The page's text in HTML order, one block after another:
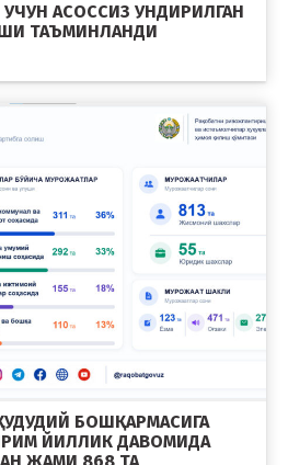
УЧУН АСОССИЗ УНДИРИЛГАН
ТАЪМИНЛАНДИ
БОШҚАРМАСИГА
ЙИЛЛИК ДАВОМИДА